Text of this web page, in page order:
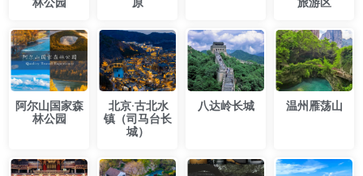
​阿尔山国家森
林公园
​北京·古北水
镇（司马台长
城）
​八达岭长城 温州雁荡山